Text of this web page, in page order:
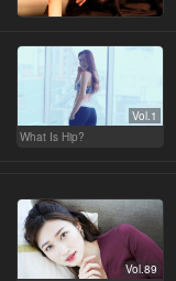
Vol.1
What Is Hip?
Vol.89